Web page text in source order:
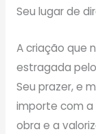
Seu lugar de
A criação que
estragada
Seu prazer, e
importe com a
obra e a